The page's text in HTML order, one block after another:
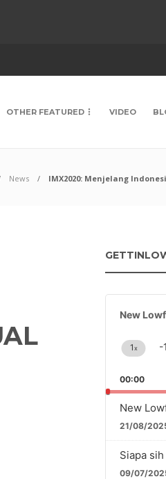
OTHER FEATURED VIDEO
News IMX2020: Menjelang
Player
New
Rate
1x -
00:00
New
21/08/
Siapa
09/07/